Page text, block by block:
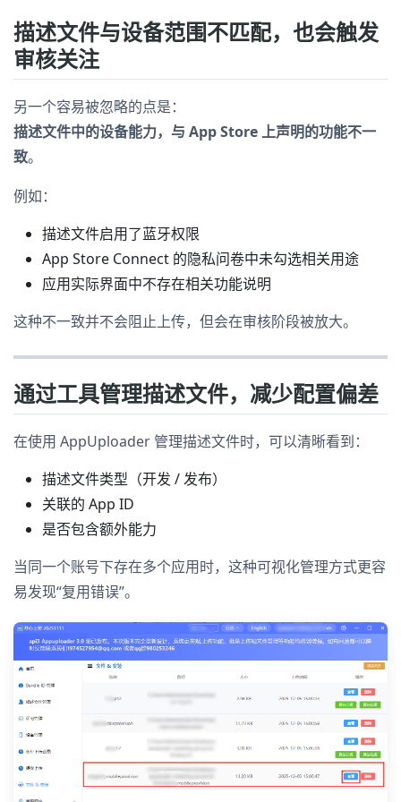
描述文件与设备范围不匹配，也会触发
审核关注
另一个容易被忽略的点是：
描述文件中的设备能力，与 App Store 上声明的功能不一
致。
例如：
描述文件启用了蓝牙权限
App Store Connect 的隐私问卷中未勾选相关用途
应用实际界面中不存在相关功能说明
这种不一致并不会阻止上传，但会在审核阶段被放大。
通过工具管理描述文件，减少配置偏差
在使用 AppUploader 管理描述文件时，可以清晰看到：
描述文件类型（开发 / 发布）
关联的 App ID
是否包含额外能力
当同一个账号下存在多个应用时，这种可视化管理方式更容
易发现“复用错误”。